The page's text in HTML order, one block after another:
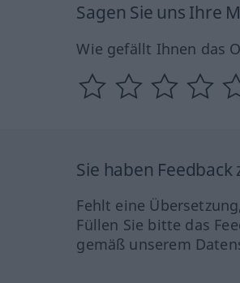
Sagen Sie uns Ihre
Wie gefällt Ihnen das
Sie haben
Fehlt eine
Füllen Sie bitte das
gemäß unserem